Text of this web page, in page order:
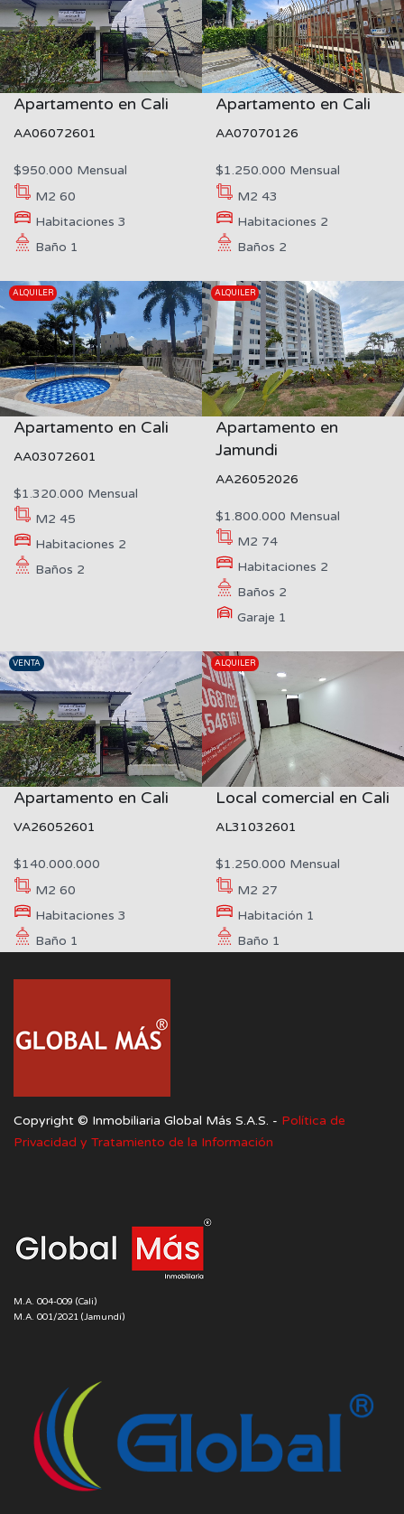
Apartamento en Cali
AA06072601
$950.000 Mensual
M2 60
Habitaciones 3
Baño 1
Apartamento en Cali
AA07070126
$1.250.000 Mensual
M2 43
Habitaciones 2
Baños 2
ALQUILER
Apartamento en Cali
AA03072601
$1.320.000 Mensual
M2 45
Habitaciones 2
Baños 2
ALQUILER
Apartamento en
Jamundi
AA26052026
$1.800.000 Mensual
M2 74
Habitaciones 2
Baños 2
Garaje 1
VENTA
Apartamento en Cali
VA26052601
$140.000.000
M2 60
Habitaciones 3
Baño 1
ALQUILER
Local comercial en Cali
AL31032601
$1.250.000 Mensual
M2 27
Habitación 1
Baño 1
Copyright ©️ Inmobiliaria Global Más S.A.S. - Política de
Privacidad y Tratamiento de la Información
M.A. 004-009 (Cali)
M.A. 001/2021 (Jamundí)